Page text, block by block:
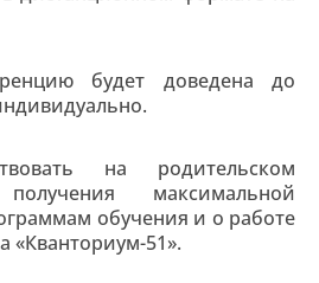
будет доведена до
на родительском
максимальной
обучения и о работе
«Кванториум-51».